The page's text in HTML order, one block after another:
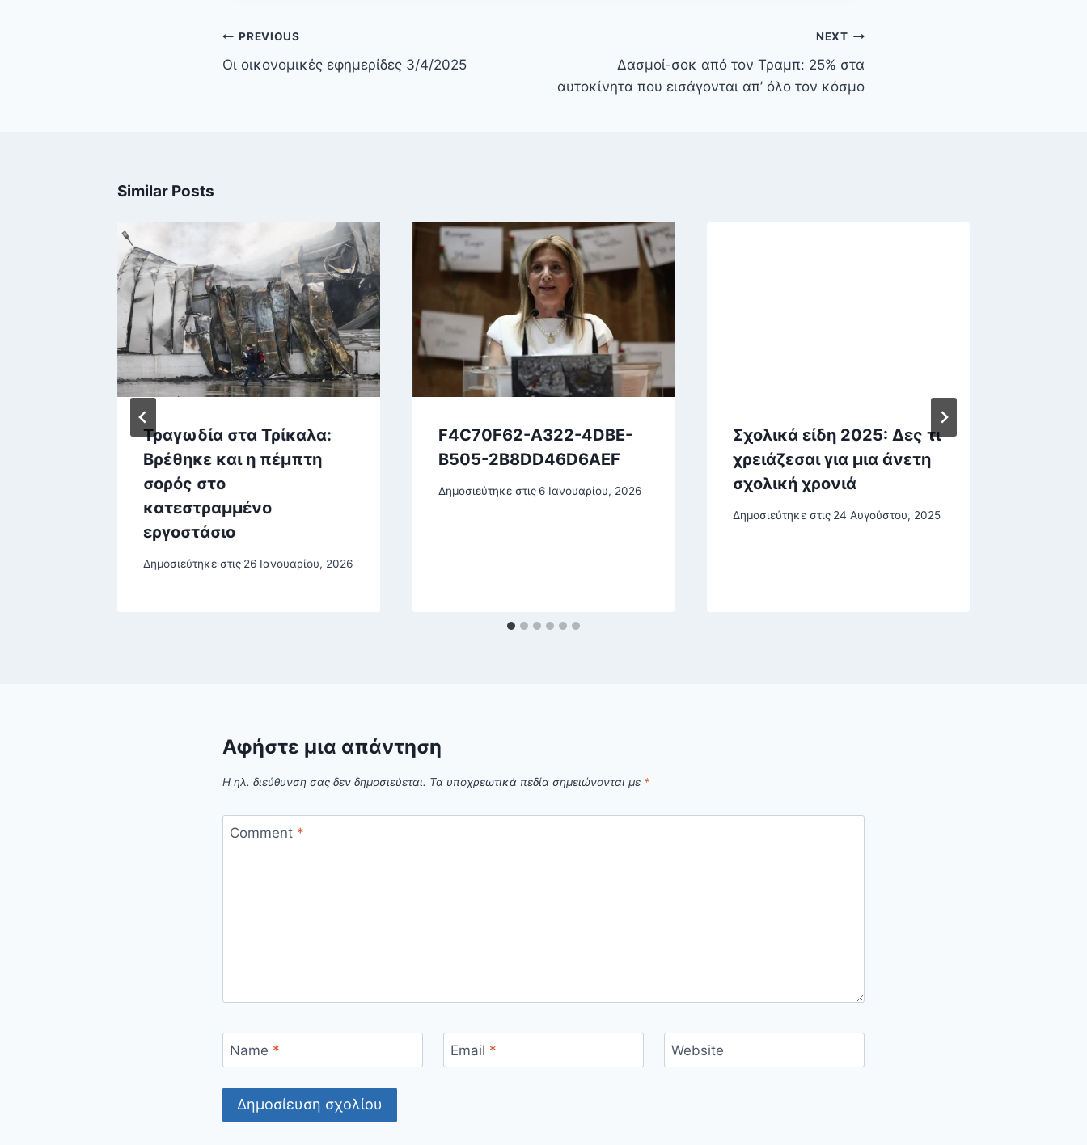
Πλοήγηση
άρθρων
PREVIOUS
Οι οικονομικές εφημερίδες 3/4/2025
NEXT
Δασμοί-σοκ από τον Τραμπ: 25% στα
αυτοκίνητα που εισάγονται απ’ όλο τον κόσμο
Similar Posts
Τραγωδία στα Τρίκαλα:
Βρέθηκε και η πέμπτη
σορός στο
κατεστραμμένο
εργοστάσιο
Δημοσιεύτηκε στις 26 Ιανουαρίου, 2026
F4C70F62-A322-4DBE-
B505-2B8DD46D6AEF
Δημοσιεύτηκε στις 6 Ιανουαρίου, 2026
Σχολικά είδη 2025: Δες τι
χρειάζεσαι για μια άνετη
σχολική χρονιά
Δημοσιεύτηκε στις 24 Αυγούστου, 2025
Αφήστε μια απάντηση
Η ηλ. διεύθυνση σας δεν δημοσιεύεται. Τα υποχρεωτικά πεδία σημειώνονται με *
Comment *
Name * Email * Website